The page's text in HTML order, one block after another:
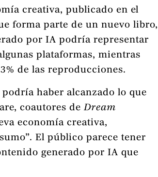
creativa, publicado en el
forma parte de un nuevo libro,
por IA podría representar
plataformas, mientras
de las reproducciones.
haber alcanzado lo que
coautores deDream
economía creativa,
El público parece tener
generado por IA que